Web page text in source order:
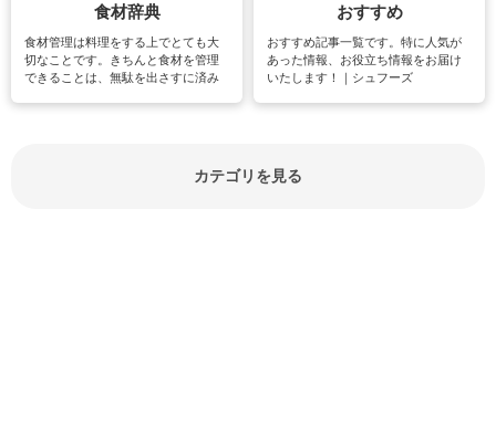
食材辞典
食材管理は料理をする上でとても大
切なことです。きちんと食材を管理
できることは、無駄を出さすに済み
おすすめ
おすすめ記事一覧です。特に人気が
あった情報、お役立ち情報をお届け
いたします！｜シュフーズ
カテゴリを見る